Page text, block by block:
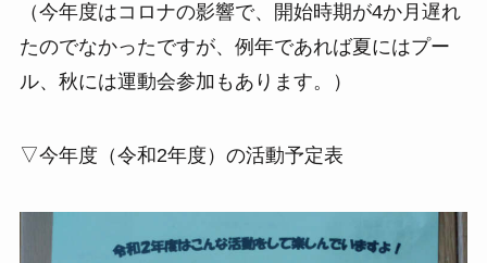
（今年度はコロナの影響で、開始時期が4か月遅れ
たのでなかったですが、例年であれば夏にはプー
ル、秋には運動会参加もあります。）
▽今年度（令和2年度）の活動予定表